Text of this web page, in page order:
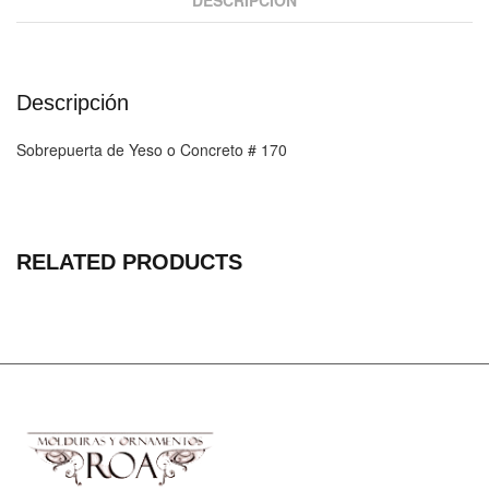
Descripción
Sobrepuerta de Yeso o Concreto # 170
RELATED PRODUCTS